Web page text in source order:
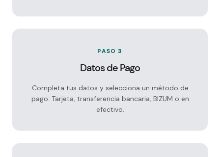
PASO 3
Datos de Pago
Completa tus datos y selecciona un método de
pago: Tarjeta, transferencia bancaria, BIZUM o en
efectivo.